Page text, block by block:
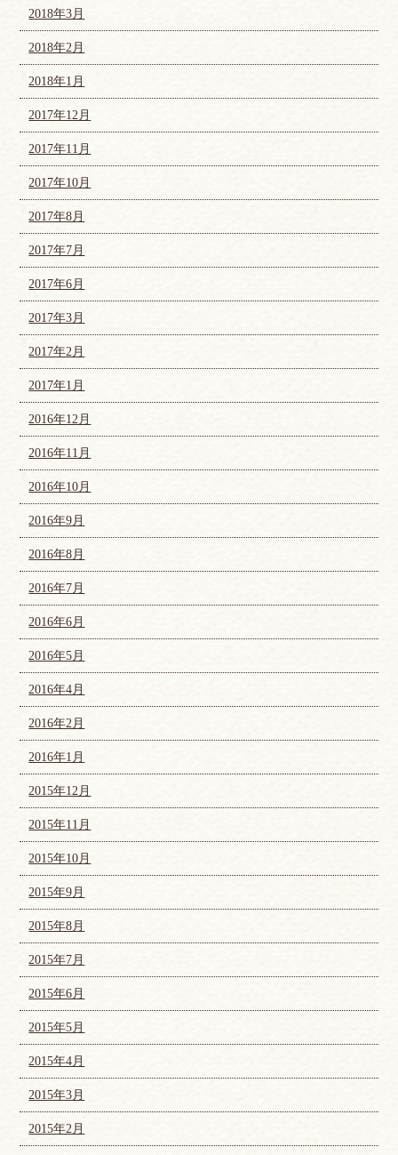
2018年3月
2018年2月
2018年1月
2017年12月
2017年11月
2017年10月
2017年8月
2017年7月
2017年6月
2017年3月
2017年2月
2017年1月
2016年12月
2016年11月
2016年10月
2016年9月
2016年8月
2016年7月
2016年6月
2016年5月
2016年4月
2016年2月
2016年1月
2015年12月
2015年11月
2015年10月
2015年9月
2015年8月
2015年7月
2015年6月
2015年5月
2015年4月
2015年3月
2015年2月